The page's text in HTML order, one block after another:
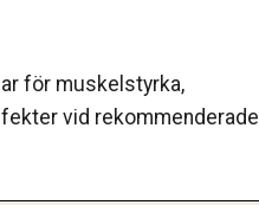
för muskelstyrka,
vid rekommenderade